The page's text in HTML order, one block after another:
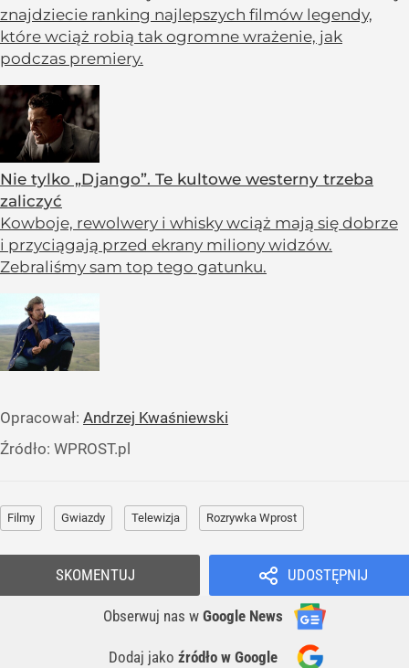
znajdziecie ranking najlepszych filmów legendy,
które wciąż robią tak ogromne wrażenie, jak
podczas premiery.
Nie tylko „Django”. Te kultowe westerny trzeba
zaliczyć
Kowboje, rewolwery i whisky wciąż mają się dobrze
i przyciągają przed ekrany miliony widzów.
Zebraliśmy sam top tego gatunku.
Opracował: Andrzej Kwaśniewski
Źródło: WPROST.pl
Filmy Gwiazdy Telewizja Rozrywka Wprost
UDOSTĘPNIJ
Obserwuj nas w Google News
Dodaj jako źródło w Google
SKOMENTUJ